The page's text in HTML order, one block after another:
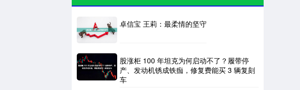
卓信宝 王莉：最柔情的坚守
股涨柜 100 年坦克为何启动不了？履带停
产、发动机锈成铁痂，修复费能买 3 辆复刻
车